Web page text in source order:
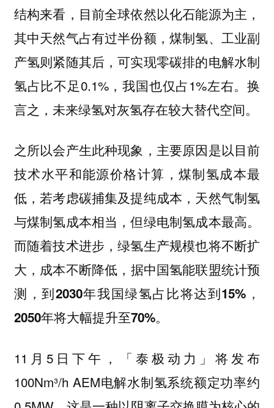
结构来看，目前全球依然以化石能源为主，
其中天然气占有过半份额，煤制氢、工业副
产氢则紧随其后，可实现零碳排的电解水制
氢占比不足0.1%，我国也仅占1%左右。换
言之，未来绿氢对灰氢存在较大替代空间。
之所以会产生此种现象，主要原因是以目前
技术水平和能源价格计算，煤制氢成本最
低，若考虑碳捕集及提纯成本，天然气制氢
与煤制氢成本相当，但绿电制氢成本最高。
而随着技术进步，绿氢生产规模也将不断扩
大，成本不断降低， 据中国氢能联盟统计预
测，到2030年我国绿氢占比将达到15%，
2050年将大幅提升至70%。
11月5日下午，「泰极动力」将发布
100Nm³/h AEM电解水制氢系统额定功率约